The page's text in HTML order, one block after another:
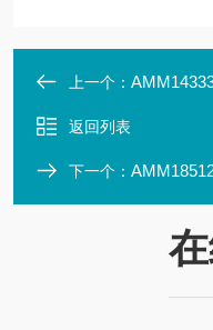
上一个：
返回列表
下一个：